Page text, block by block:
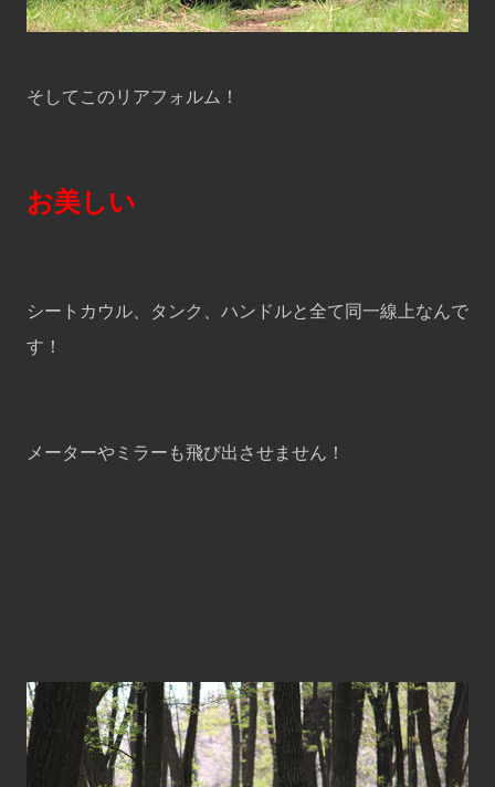
そしてこのリアフォルム！
お美しい
シートカウル、タンク、ハンドルと全て同一線上なんで
す！
メーターやミラーも飛び出させません！